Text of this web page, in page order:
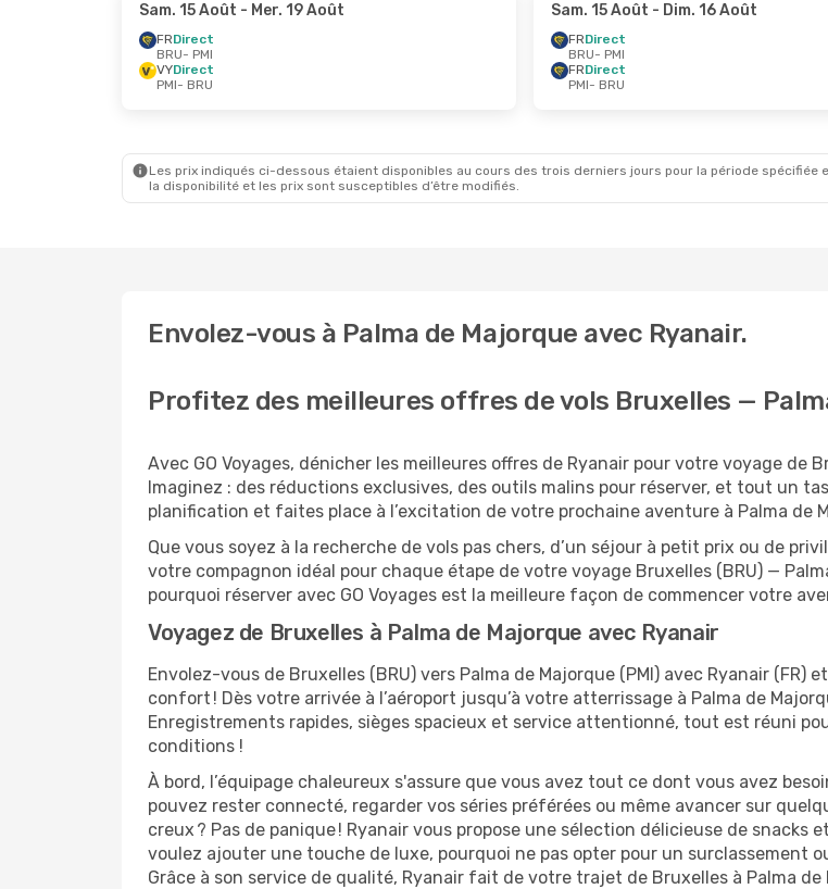
Sam. 15 Août - Mer. 19 Août
FRDirect
BRU- PMI
VYDirect
PMI- BRU
Sam. 15 Août - Dim. 16 Août
FRDirect
BRU- PMI
FRDirect
PMI- BRU
Les prix indiqués ci-dessous étaient disponibles au cours des trois derniers jours pour la période
la disponibilité et les prix sont susceptibles d’être modifiés.
Envolez-vous à Palma de Majorque avec Ryanair.
Profitez des meilleures offres de vols Bruxelles —
Avec GO Voyages, dénicher les meilleures offres de Ryanair pour votre voyage de
Imaginez : des réductions exclusives, des outils malins pour réserver, et tout un
planification et faites place à l’excitation de votre prochaine aventure à Palma de
Que vous soyez à la recherche de vols pas chers, d’un séjour à petit prix ou de
votre compagnon idéal pour chaque étape de votre voyage Bruxelles (BRU) —
pourquoi réserver avec GO Voyages est la meilleure façon de commencer votre
Voyagez de Bruxelles à Palma de Majorque avec Ryanair
Envolez-vous de Bruxelles (BRU) vers Palma de Majorque (PMI) avec Ryanair
confort ! Dès votre arrivée à l’aéroport jusqu’à votre atterrissage à Palma de
Enregistrements rapides, sièges spacieux et service attentionné, tout est réuni
conditions !
À bord, l’équipage chaleureux s'assure que vous avez tout ce dont vous avez
pouvez rester connecté, regarder vos séries préférées ou même avancer sur
creux ? Pas de panique ! Ryanair vous propose une sélection délicieuse de
voulez ajouter une touche de luxe, pourquoi ne pas opter pour un surclassement
Grâce à son service de qualité, Ryanair fait de votre trajet de Bruxelles à Palma